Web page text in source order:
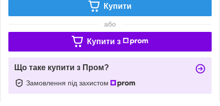
Купити
або
Купити з
Що таке купити з Пром?
Замовлення під захистом